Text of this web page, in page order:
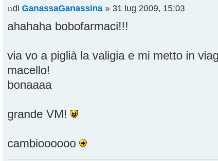
di GanassaGanassina » 31 lug 2009, 15:03
ahahaha bobofarmaci!!!
via vo a piglià la valigia e mi metto in
macello!
bonaaaa
grande VM!
cambioooooo